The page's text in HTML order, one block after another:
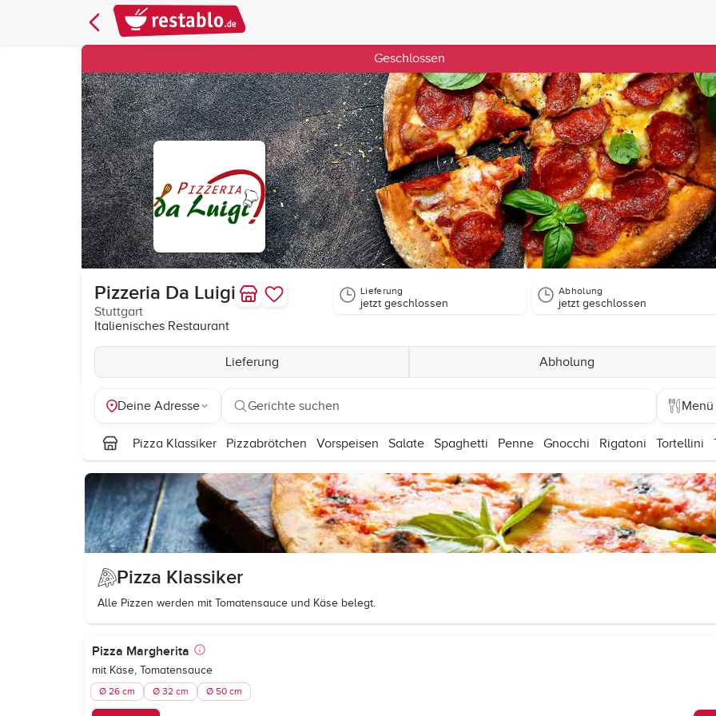
Geschlossen
Pizzeria Da Luigi
Stuttgart
Italienisches Restaurant
Lieferung
jetzt geschlossen
Abholung
jetzt geschlossen
Lieferung Abholung
Deine Adresse Gerichte suchen Menü
Pizza Klassiker Pizzabrötchen Vorspeisen Salate Spaghetti Penne Gnocchi Rigatoni Tortellini
Pizza Klassiker
Alle Pizzen werden mit Tomatensauce und Käse belegt.
Pizza Margherita
mit Käse, Tomatensauce
Ø 26 cm Ø 32 cm Ø 50 cm